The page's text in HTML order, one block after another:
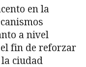
en la
a nivel
fin de reforzar
ciudad